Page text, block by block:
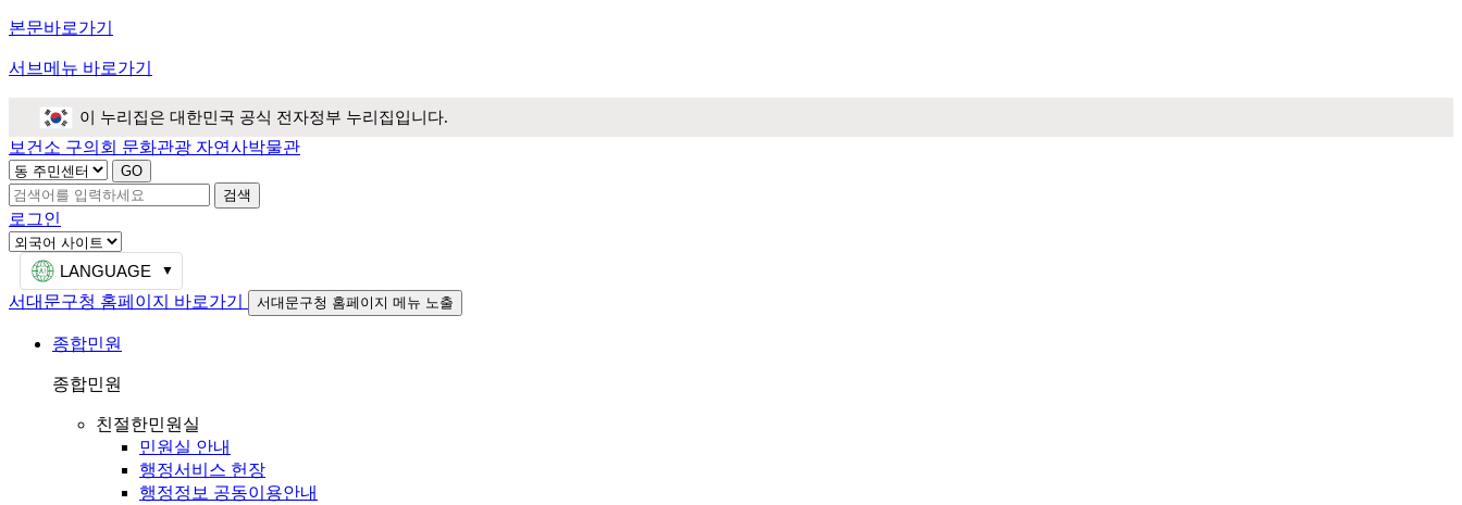
본문바로가기
서브메뉴 바로가기
이 누리집은 대한민국 공식 전자정부 누리집입니다.
보건소 구의회 문화관광 자연사박물관
검색
로그인
LANGUAGE
서대문구청 홈페이지 바로가기
서대문구청 홈페이지 메뉴 노출
종합민원
종합민원
친절한민원실
민원실 안내
행정서비스 헌장
행정정보 공동이용안내